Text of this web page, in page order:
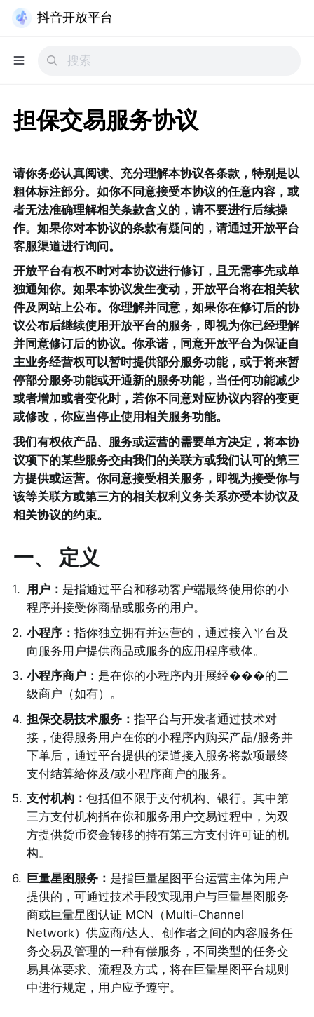
抖音开放平台
担保交易服务协议
请你务必认真阅读、充分理解本协议各条款，特别是以
粗体标注部分。如你不同意接受本协议的任意内容，或
者无法准确理解相关条款含义的，请不要进行后续操
作。如果你对本协议的条款有疑问的，请通过开放平台
客服渠道进行询问。
开放平台有权不时对本协议进行修订，且无需事先或单
独通知你。如果本协议发生变动，开放平台将在相关软
件及网站上公布。你理解并同意，如果你在修订后的协
议公布后继续使用开放平台的服务，即视为你已经理解
并同意修订后的协议。你承诺，同意开放平台为保证自
主业务经营权可以暂时提供部分服务功能，或于将来暂
停部分服务功能或开通新的服务功能，当任何功能减少
或者增加或者变化时，若你不同意对应协议内容的变更
或修改，你应当停止使用相关服务功能。
我们有权依产品、服务或运营的需要单方决定，将本协
议项下的某些服务交由我们的关联方或我们认可的第三
方提供或运营。你同意接受相关服务，即视为接受你与
该等关联方或第三方的相关权利义务关系亦受本协议及
相关协议的约束。
一、 定义
1. 用户： 是指通过平台和移动客户端最终使用你的小
程序并接受你商品或服务的用户。
2. 小程序：指你独立拥有并运营的，通过接入平台及
向服务用户提供商品或服务的应用程序载体。
3. 小程序商户 ：是在你的小程序内开展经���的二
级商户（如有）。
4. 担保交易技术服务：指平台与开发者通过技术对
接，使得服务用户在你的小程序内购买产品/服务并
下单后，通过平台提供的渠道接入服务将款项最终
支付结算给你及/或小程序商户的服务。
5. 支付机构：包括但不限于支付机构、银行。其中第
三方支付机构指在你和服务用户交易过程中，为双
方提供货币资金转移的持有第三方支付许可证的机
构。
6. 巨量星图服务： 是指巨量星图平台运营主体为用户
提供的，可通过技术手段实现用户与巨量星图服务
商或巨量星图认证 MCN（Multi-Channel
Network）供应商/达人、创作者之间的内容服务任
务交易及管理的一种有偿服务，不同类型的任务交
易具体要求、流程及方式，将在巨量星图平台规则
中进行规定，用户应予遵守。